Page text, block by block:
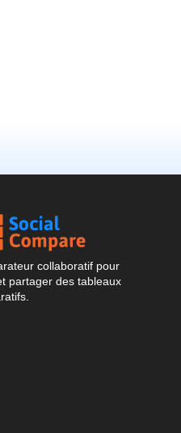
collaboratif pour
partager des tableaux